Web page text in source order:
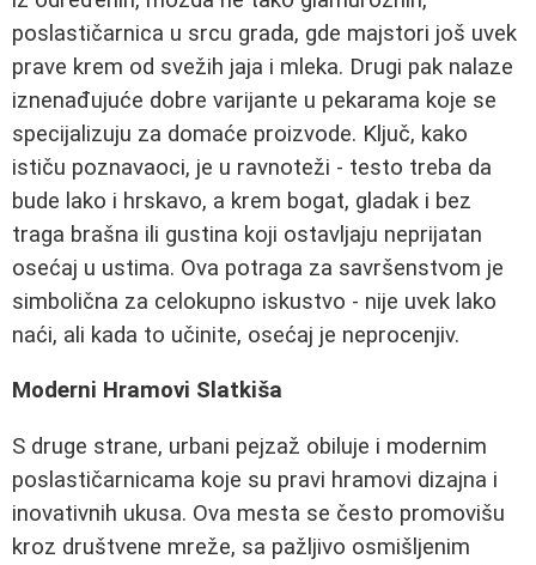
poslastičarnica u srcu grada, gde majstori još uvek
prave krem od svežih jaja i mleka. Drugi pak nalaze
iznenađujuće dobre varijante u pekarama koje se
specijalizuju za domaće proizvode. Ključ, kako
ističu poznavaoci, je u ravnoteži - testo treba da
bude lako i hrskavo, a krem bogat, gladak i bez
traga brašna ili gustina koji ostavljaju neprijatan
osećaj u ustima. Ova potraga za savršenstvom je
simbolična za celokupno iskustvo - nije uvek lako
naći, ali kada to učinite, osećaj je neprocenjiv.
Moderni Hramovi Slatkiša
S druge strane, urbani pejzaž obiluje i modernim
poslastičarnicama koje su pravi hramovi dizajna i
inovativnih ukusa. Ova mesta se često promovišu
kroz društvene mreže, sa pažljivo osmišljenim